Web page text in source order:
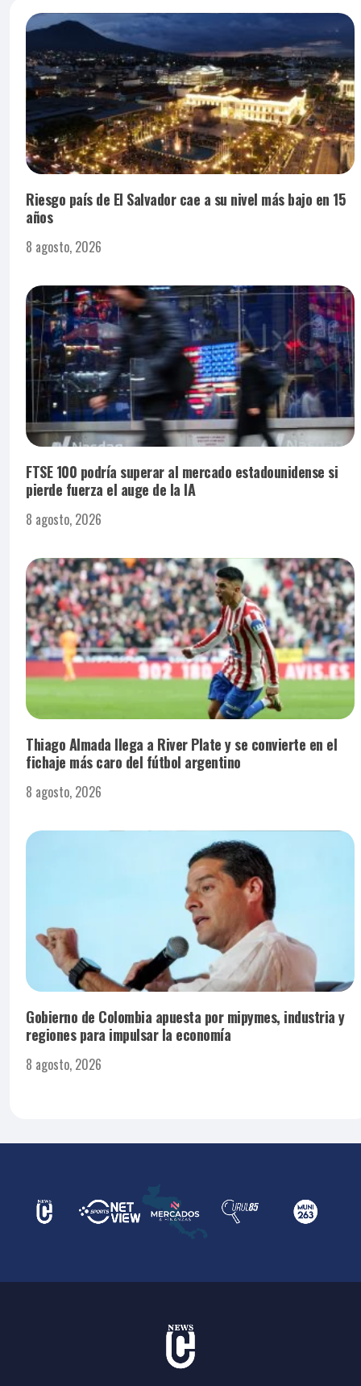
Riesgo país de El Salvador cae a su nivel más bajo en 15
años
8 agosto, 2026
FTSE 100 podría superar al mercado estadounidense si
pierde fuerza el auge de la IA
8 agosto, 2026
Thiago Almada llega a River Plate y se convierte en el
fichaje más caro del fútbol argentino
8 agosto, 2026
Gobierno de Colombia apuesta por mipymes, industria y
regiones para impulsar la economía
8 agosto, 2026